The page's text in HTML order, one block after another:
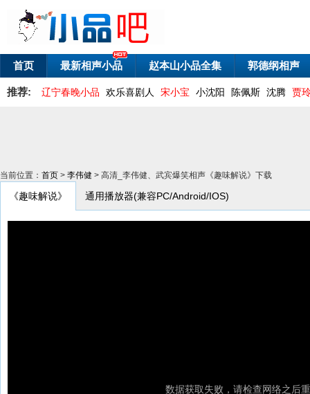
首页 最新相声小品 赵本山小品全集 郭德纲相声
推荐: 辽宁春晚小品 欢乐喜剧人 宋小宝 小沈阳 陈佩斯 沈腾 贾
当前位置： 首页 > 李伟健 > 高清_李伟健、武宾爆笑相声《趣味解说》下载
《趣味解说》 通用播放器(兼容PC/Android/IOS)